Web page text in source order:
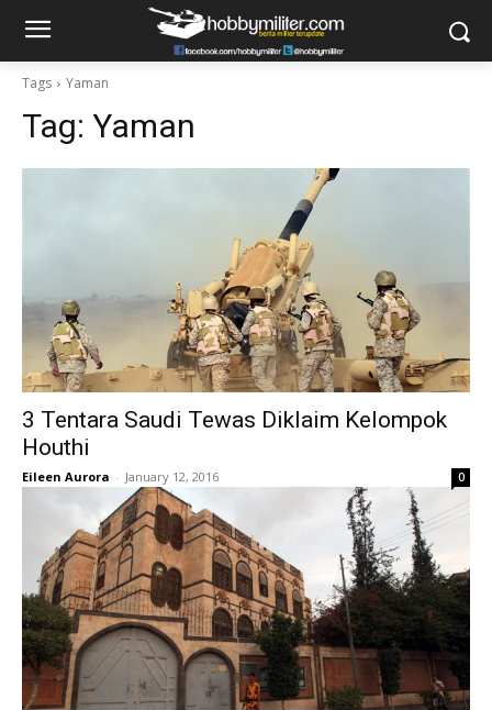
Tags Yaman
Tag: Yaman
3 Tentara Saudi Tewas Diklaim Kelompok
Houthi
Eileen Aurora - January 12, 2016 0